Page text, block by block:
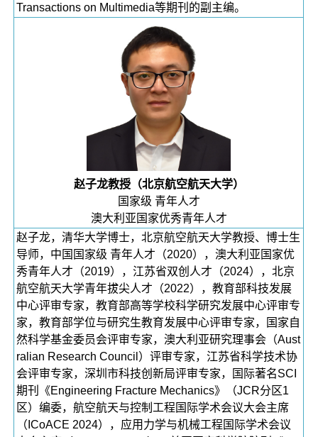
Transactions on Multimedia等期刊的副主编。
赵子龙教授（北京航空航天大学）
国家级 青年人才
澳大利亚国家优秀青年人才
赵子龙，清华大学博士，北京航空航天大学教授、博士生
导师，中国国家级 青年人才（2020），澳大利亚国家优
秀青年人才（2019），江苏省双创人才（2024），北京
航空航天大学青年拔尖人才（2022），教育部科技发展
中心评审专家，教育部高等学校科学研究发展中心评审专
家，教育部学位与研究生教育发展中心评审专家，国家自
然科学基金委员会评审专家，澳大利亚研究理事会（Aust
ralian Research Council）评审专家，江苏省科学技术协
会评审专家，深圳市科技创新局评审专家，国际著名SCI
期刊《Engineering Fracture Mechanics》（JCR分区1
区）编委，航空航天与控制工程国际学术会议大会主席
（ICoACE 2024），应用力学与机械工程国际学术会议